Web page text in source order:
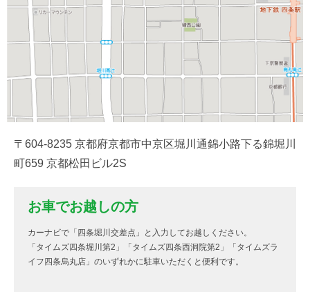
〒604-8235 京都府京都市中京区堀川通錦小路下る錦堀川
町659 京都松田ビル2S
お車でお越しの方
カーナビで「四条堀川交差点」と入力してお越しください。
「タイムズ四条堀川第2」「タイムズ四条西洞院第2」「タイムズラ
イフ四条烏丸店」のいずれかに駐車いただくと便利です。